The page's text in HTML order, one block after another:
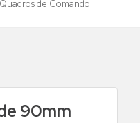
Quadros de Comando
90mm